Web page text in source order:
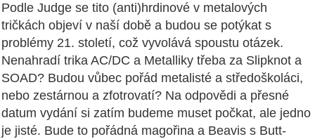
Podle Judge se tito (anti)hrdinové v metalových
tričkách objeví v naší době a budou se potýkat s
problémy 21. století, což vyvolává spoustu otázek.
Nenahradí trika AC/DC a Metalliky třeba za Slipknot a
SOAD? Budou vůbec pořád metalisté a středoškoláci,
nebo zestárnou a zfotrovatí? Na odpovědi a přesné
datum vydání si zatím budeme muset počkat, ale jedno
je jisté. Bude to pořádná magořina a Beavis s Butt-